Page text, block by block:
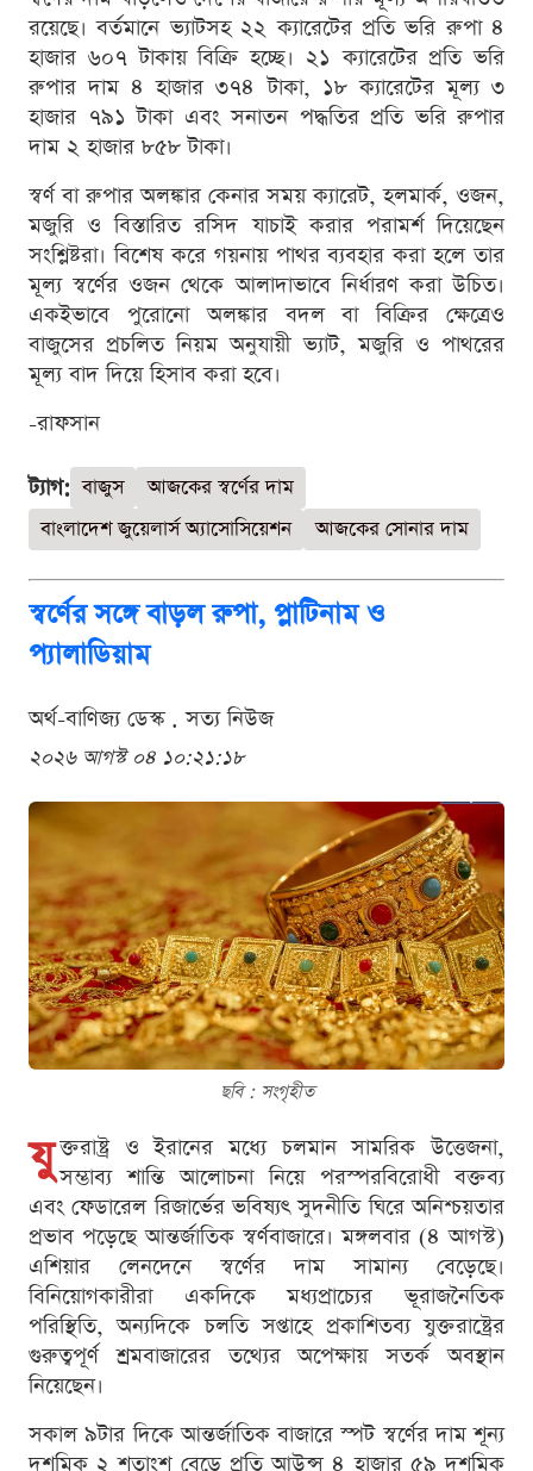
রয়েছে। বর্তমানে ভ্যাটসহ ২২ ক্যারেটের প্রতি ভরি রুপা ৪
হাজার ৬০৭ টাকায় বিক্রি হচ্ছে। ২১ ক্যারেটের প্রতি ভরি
রুপার দাম ৪ হাজার ৩৭৪ টাকা, ১৮ ক্যারেটের মূল্য ৩
হাজার ৭৯১ টাকা এবং সনাতন পদ্ধতির প্রতি ভরি রুপার
দাম ২ হাজার ৮৫৮ টাকা।
স্বর্ণ বা রুপার অলঙ্কার কেনার সময় ক্যারেট, হলমার্ক, ওজন,
মজুরি ও বিস্তারিত রসিদ যাচাই করার পরামর্শ দিয়েছেন
সংশ্লিষ্টরা। বিশেষ করে গয়নায় পাথর ব্যবহার করা হলে তার
মূল্য স্বর্ণের ওজন থেকে আলাদাভাবে নির্ধারণ করা উচিত।
একইভাবে পুরোনো অলঙ্কার বদল বা বিক্রির ক্ষেত্রেও
বাজুসের প্রচলিত নিয়ম অনুযায়ী ভ্যাট, মজুরি ও পাথরের
মূল্য বাদ দিয়ে হিসাব করা হবে।
-রাফসান
ট্যাগ: বাজুস
আজকের স্বর্ণের দাম
বাংলাদেশ জুয়েলার্স অ্যাসোসিয়েশন
আজকের সোনার দাম
স্বর্ণের সঙ্গে বাড়ল রুপা, প্লাটিনাম ও
প্যালাডিয়াম
অর্থ-বাণিজ্য ডেস্ক . সত্য নিউজ
২০২৬ আগস্ট ০৪ ১০:২১:১৮
ছবি : সংগৃহীত
যু ক্তরাষ্ট্র ও ইরানের মধ্যে চলমান সামরিক উত্তেজনা,
সম্ভাব্য শান্তি আলোচনা নিয়ে পরস্পরবিরোধী বক্তব্য
এবং ফেডারেল রিজার্ভের ভবিষ্যৎ সুদনীতি ঘিরে অনিশ্চয়তার
প্রভাব পড়েছে আন্তর্জাতিক স্বর্ণবাজারে। মঙ্গলবার (৪ আগস্ট)
এশিয়ার লেনদেনে স্বর্ণের দাম সামান্য বেড়েছে।
বিনিয়োগকারীরা একদিকে মধ্যপ্রাচ্যের ভূরাজনৈতিক
পরিস্থিতি, অন্যদিকে চলতি সপ্তাহে প্রকাশিতব্য যুক্তরাষ্ট্রের
গুরুত্বপূর্ণ শ্রমবাজারের তথ্যের অপেক্ষায় সতর্ক অবস্থান
নিয়েছেন।
সকাল ৯টার দিকে আন্তর্জাতিক বাজারে স্পট স্বর্ণের দাম শূন্য
দশমিক ২ শতাংশ বেড়ে প্রতি আউন্স ৪ হাজার ৫৯ দশমিক